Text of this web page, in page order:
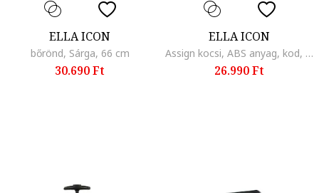
ELLA ICON
bőrönd, Sárga, 66 cm
30.690 Ft
ELLA ICON
Assign kocsi, ABS anyag, kod, Sárga
26.990 Ft